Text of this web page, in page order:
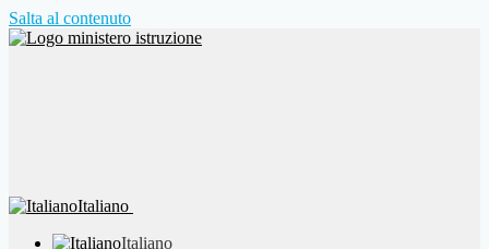
Salta al contenuto
Italiano
Italiano